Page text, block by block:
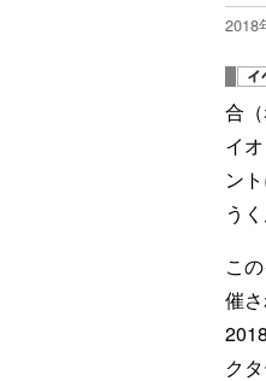
2018
合
イ
ン
う
こ
催
ク